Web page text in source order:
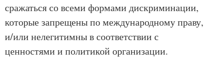
сражаться со всеми формами дискриминации,
которые запрещены по международному праву,
и/или нелегитимны в соответствии с
ценностями и политикой организации.